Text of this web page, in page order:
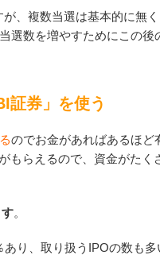
、複数当選は基本的に無く
選数を増やすためにこの後
証券」を使う
のでお金があればあるほど
がもらえるので、資金がたく
。
り、取り扱うIPOの数も多